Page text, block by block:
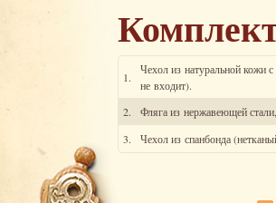
1.
Чехол из натуральной кожи
не входит).
2.
Фляга из нержавеющей
3.
Чехол из спанбонда